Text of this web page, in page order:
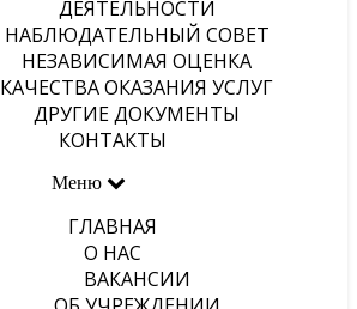
ДЕЯТЕЛЬНОСТИ
НАБЛЮДАТЕЛЬНЫЙ СОВЕТ
НЕЗАВИСИМАЯ ОЦЕНКА
КАЧЕСТВА ОКАЗАНИЯ УСЛУГ
ДРУГИЕ ДОКУМЕНТЫ
КОНТАКТЫ
Меню
ГЛАВНАЯ
О НАС
ВАКАНСИИ